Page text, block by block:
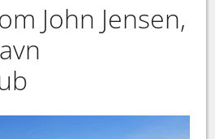
John Jensen,